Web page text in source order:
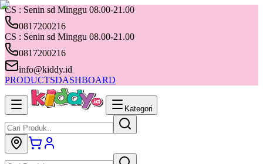
CS : Senin sd Minggu 08.00-21.00
0817200216
CS : Senin sd Minggu 08.00-21.00
0817200216
info@kiddy.id
PRODUCTSDASHBOARD
Kategori